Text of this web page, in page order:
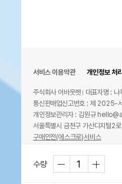
수량
서비스 이용약관 개인정보 처
주식회사 어바웃펫 대표자명 : 나
통신판매업신고번호 : 제 2025-
개인정보관리자 : 김원규
서울특별시 금천구 가산디지털
구매안전(에스크로)서비스